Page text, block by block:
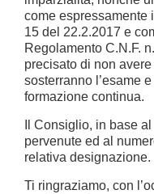
come espressamente
15 del 22.2.2017 e
Regolamento C.N.F.
precisato di non
sosterranno l’esame
formazione continua.
Il Consiglio, in base
pervenute ed al
relativa designazione.
Ti ringraziamo, con